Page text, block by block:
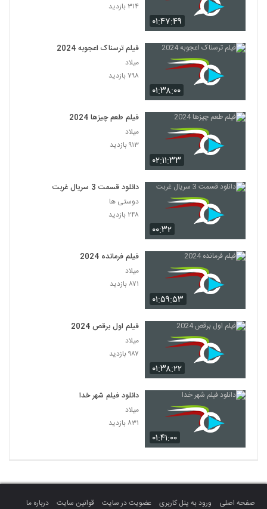
۰۱:۴۷:۴۹
۳۱۴ بازدید
۰۱:۳۸:۰۰
فیلم ترسناک اعجوبه 2024
میلاد
۷۹۸ بازدید
۰۲:۱۱:۳۳
فیلم طعم چیزها 2024
میلاد
۹۱۳ بازدید
۰۰:۳۲
دانلود قسمت 3 سریال غربت
دوستی ها
۲۴۸ بازدید
۰۱:۵۹:۵۳
فیلم فرمانده 2024
میلاد
۸۷۱ بازدید
۰۱:۳۸:۲۲
فیلم اول برقص 2024
میلاد
۹۸۷ بازدید
۰۱:۴۱:۰۰
دانلود فیلم شهر خدا
میلاد
۸۳۱ بازدید
صفحه اصلی ورود به پنل کاربری عضویت در سایت قوانین سایت درباره ما